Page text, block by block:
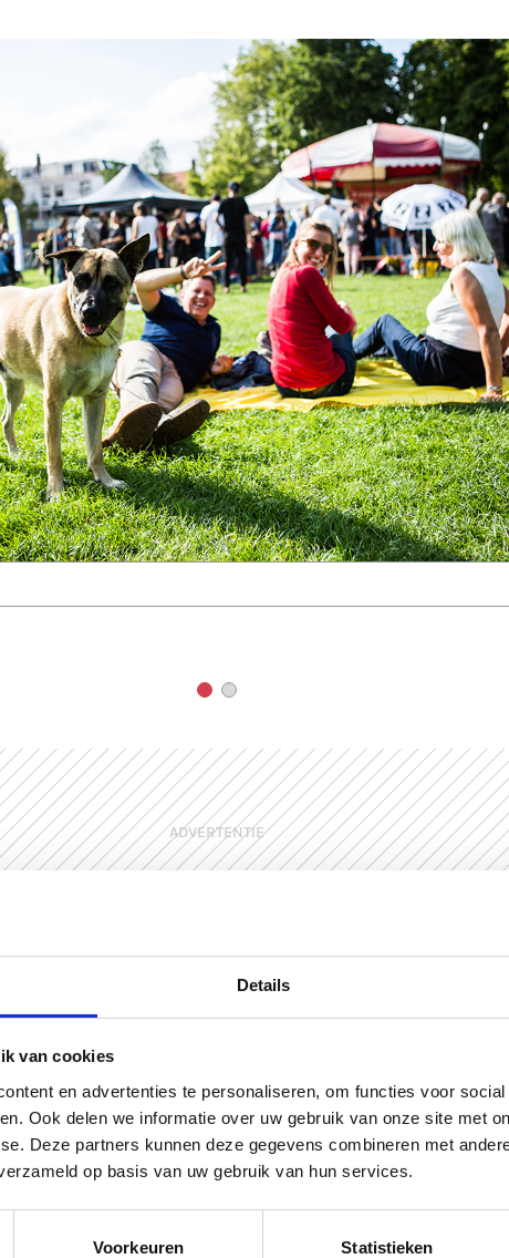
Details
van cookies
en advertenties te personaliseren, om functies voor
Ook delen we informatie over uw gebruik van onze site met
Deze partners kunnen deze gegevens combineren met
op basis van uw gebruik van hun services.
Voorkeuren Statistieken
ADVERTENTIE